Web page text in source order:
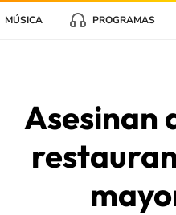
MÚSICA PROGRAMAS
Asesinan